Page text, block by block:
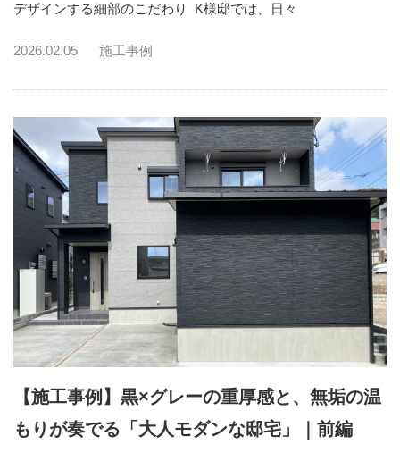
デザインする細部のこだわり K様邸では、日々
2026.02.05 施工事例
【施工事例】黒×グレーの重厚感と、無垢の温
もりが奏でる「大人モダンな邸宅」｜前編